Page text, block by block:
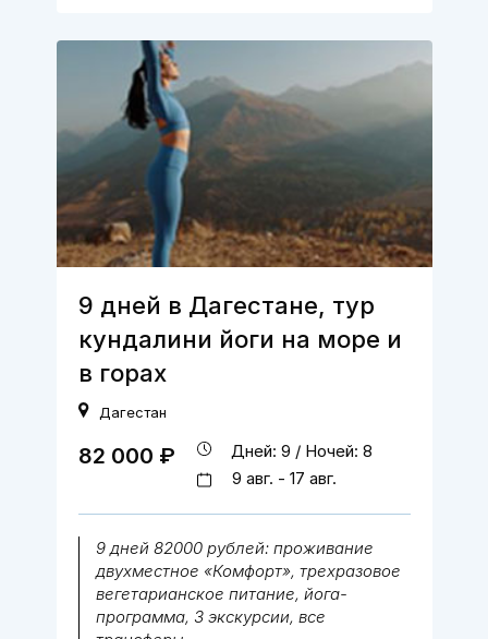
9 дней в Дагестане, тур
кундалини йоги на море и
в горах
Дагестан
9 дней 82000 рублей: проживание
двухместное «Комфорт», трехразовое
вегетарианское питание, йога-
программа, 3 экскурсии, все
82 000 ₽
Дней: 9 / Ночей: 8
9 авг. - 17 авг.